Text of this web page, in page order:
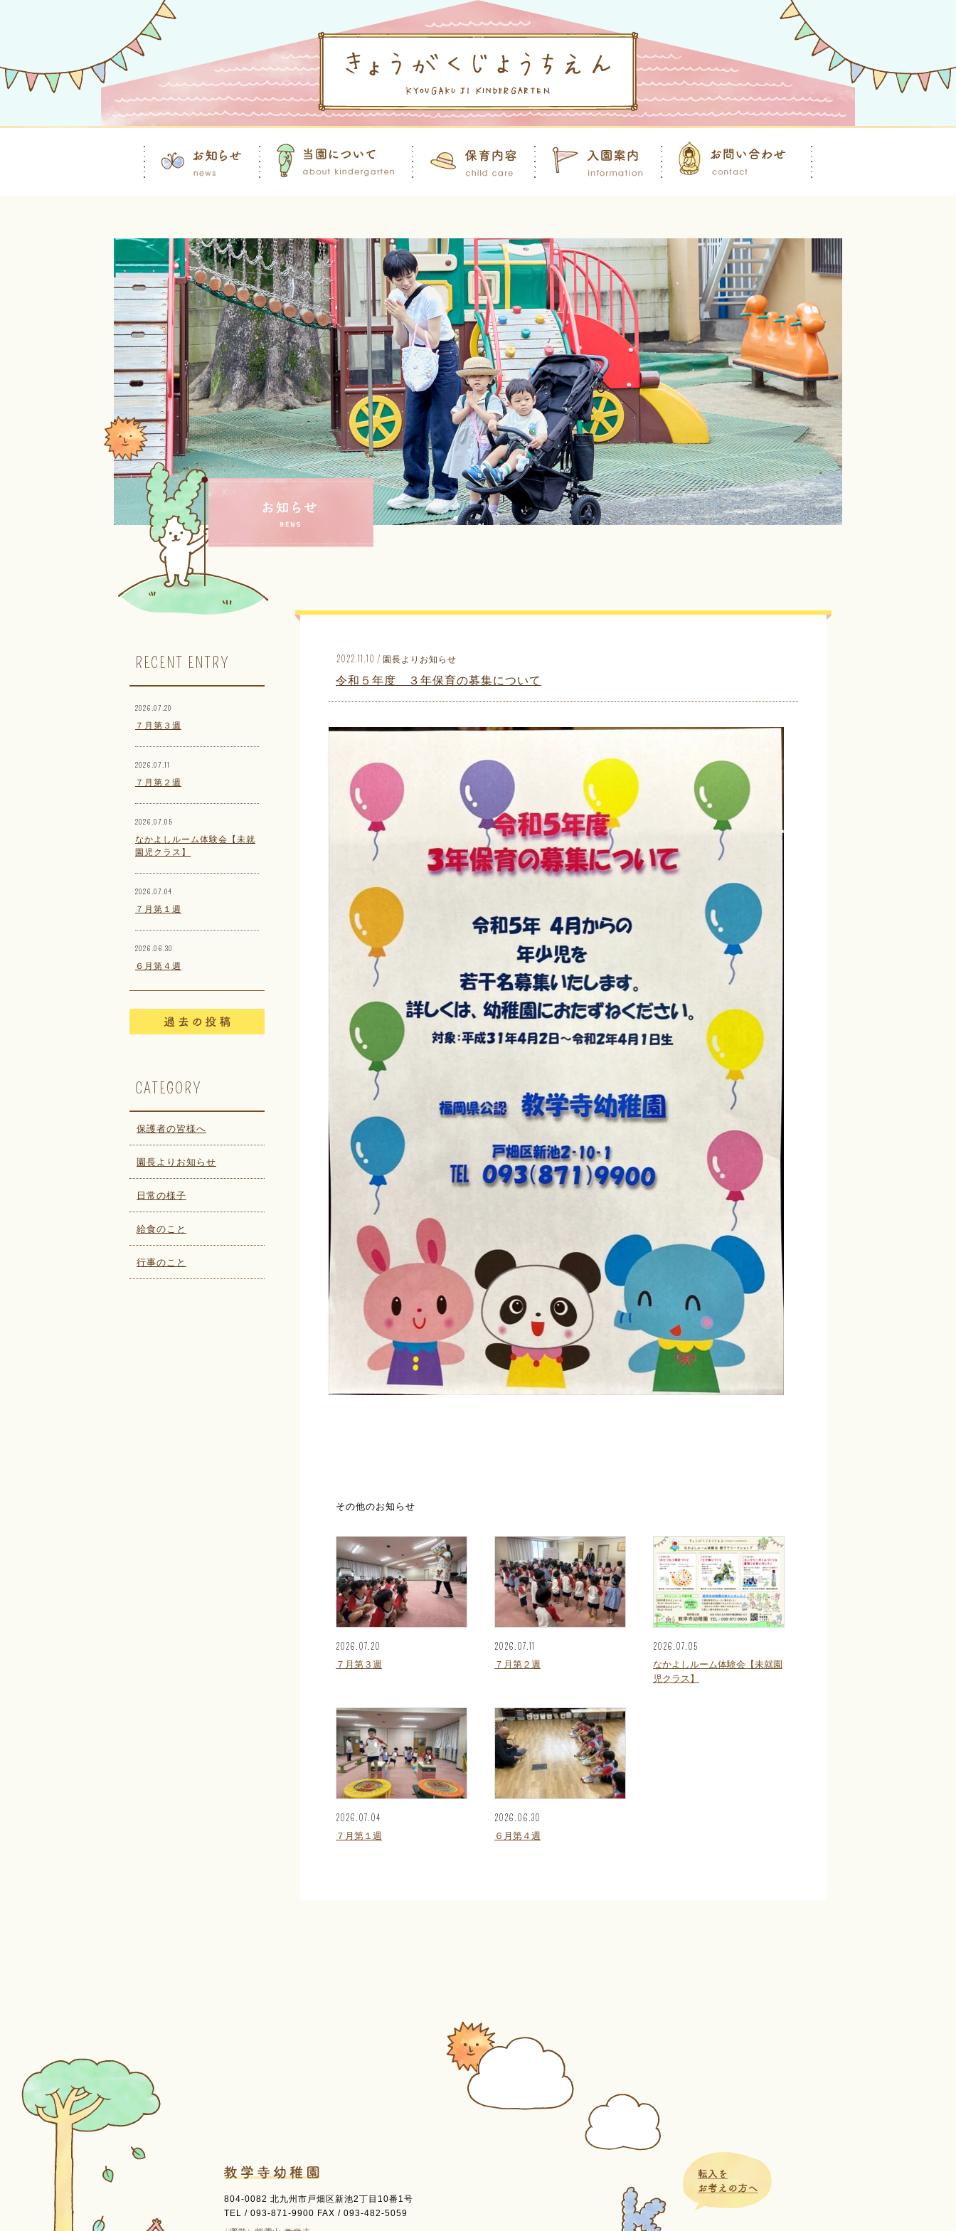
RECENT ENTRY
2026.07.20
７月第３週
2026.07.11
７月第２週
2026.07.05
なかよしルーム体験会【未就
園児クラス】
2026.07.04
７月第１週
2026.06.30
６月第４週
CATEGORY
保護者の皆様へ
園長よりお知らせ
日常の様子
給食のこと
行事のこと
2022.11.10 / 園長よりお知らせ
令和５年度 ３年保育の募集について
その他のお知らせ
2026.07.20
７月第３週
2026.07.11
７月第２週
2026.07.05
なかよしルーム体験会【未就園
児クラス】
2026.07.04
７月第１週
2026.06.30
６月第４週
804-0082 北九州市戸畑区新池2丁目10番1号
TEL / 093-871-9900 FAX / 093-482-5059